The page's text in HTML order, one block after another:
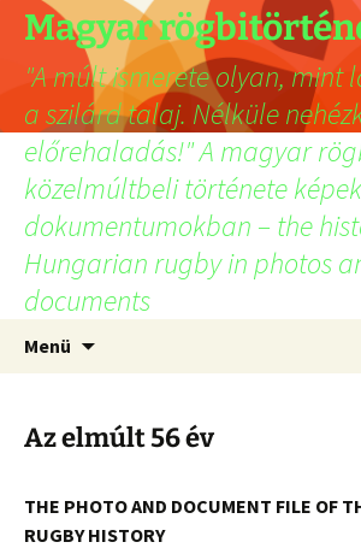
Ugrás
tartalomhoz
Magyar
"A múlt ismerete olyan,
a szilárd talaj. Nélküle
előrehaladás!" A magyar
közelmúltbeli története
dokumentumokban – the
Hungarian rugby in photos
documents
Menü
Az elmúlt 56 év
THE PHOTO AND DOCUMENT FILE OF
RUGBY HISTORY